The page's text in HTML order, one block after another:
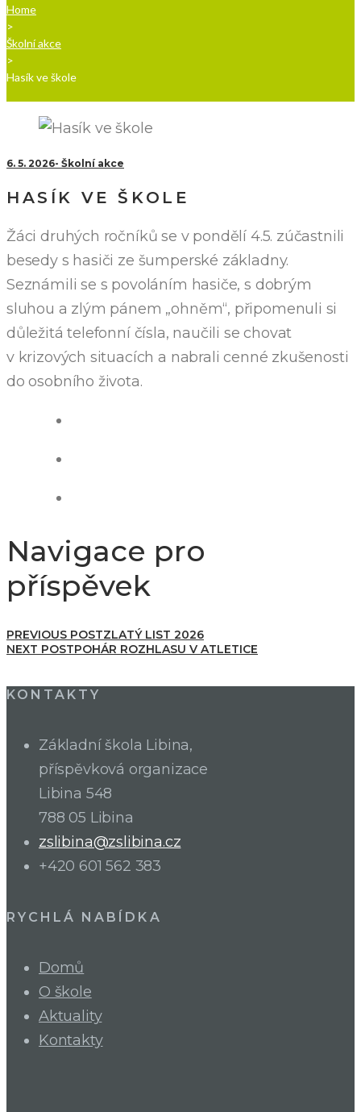
Home
>
Školní akce
>
Hasík ve škole
6. 5. 2026 Školní akce
HASÍK VE ŠKOLE
Žáci druhých ročníků se v pondělí 4.5. zúčastnili
besedy s hasiči ze šumperské základny.
Seznámili se s povoláním hasiče, s dobrým
sluhou a zlým pánem „ohněm“, připomenuli si
důležitá telefonní čísla, naučili se chovat
v krizových situacích a nabrali cenné zkušenosti
do osobního života.
Navigace pro
příspěvek
PREVIOUS POSTZLATÝ LIST 2026
NEXT POSTPOHÁR ROZHLASU V ATLETICE
KONTAKTY
Základní škola Libina,
příspěvková organizace
Libina 548
788 05 Libina
zslibina@zslibina.cz
+420 601 562 383
RYCHLÁ NABÍDKA
Domů
O škole
Aktuality
Kontakty